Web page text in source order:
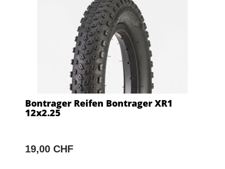
Bontrager Reifen Bontrager XR1
12x2.25
19,00 CHF